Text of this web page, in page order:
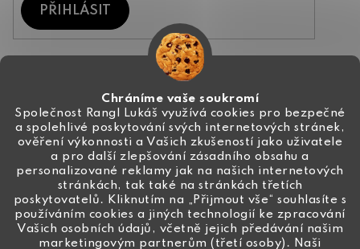
Chráníme vaše soukromí
Společnost Rangl Lukáš využívá cookies pro bezpečné
a spolehlivé poskytování svých internetových stránek,
ověření výkonnosti a Vašich zkušeností jako uživatele
a pro další zlepšování zásadního obsahu a
personalizované reklamy jak na našich internetových
stránkách, tak také na stránkách třetích
poskytovatelů. Kliknutím na „Přijmout vše“ souhlasíte s
používáním cookies a jiných technologií ke zpracování
Vašich osobních údajů, včetně jejich předávání našim
marketingovým partnerům (třetí osoby). Naši
PŘIHLÁSIT
info@ceske-koralky.cz
+420 774 444 191